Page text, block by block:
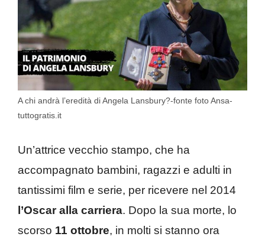
A chi andrà l’eredità di Angela Lansbury?-fonte foto Ansa-
tuttogratis.it
Un’attrice vecchio stampo, che ha
accompagnato bambini, ragazzi e adulti in
tantissimi film e serie, per ricevere nel 2014
l’Oscar alla carriera. Dopo la sua morte, lo
scorso 11 ottobre, in molti si stanno ora